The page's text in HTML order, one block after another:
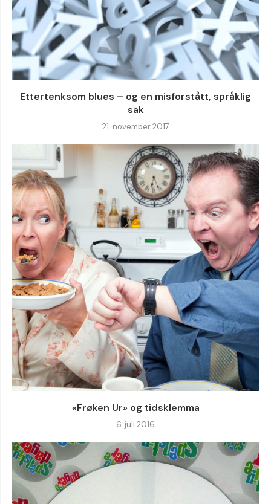
Ettertenksom blues – og en misforstått, språklig
sak
21. november 2017
«Frøken Ur» og tidsklemma
6. juli 2016